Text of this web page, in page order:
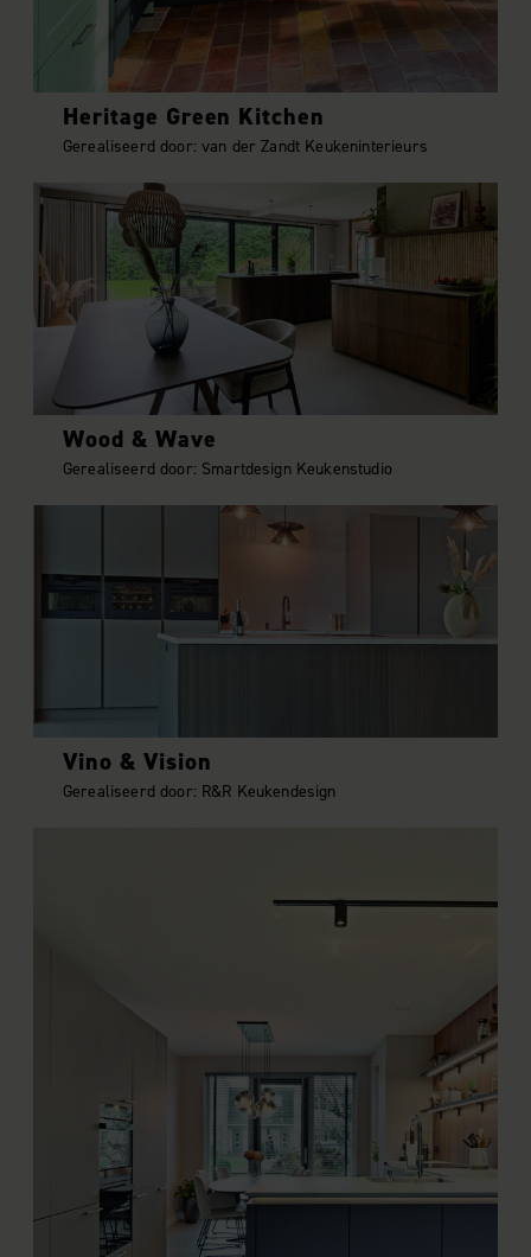
Heritage Green Kitchen
Gerealiseerd door: van der Zandt Keukeninterieurs
Wood & Wave
Gerealiseerd door: Smartdesign Keukenstudio
Vino & Vision
Gerealiseerd door: R&R Keukendesign